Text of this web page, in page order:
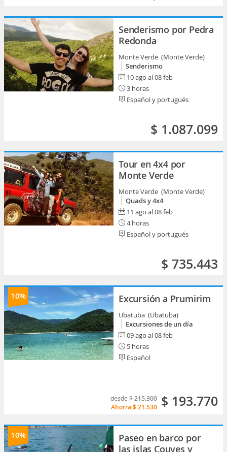
Senderismo por Pedra
Redonda
Monte Verde (Monte Verde)
Senderismo
10 ago al 08 feb
3 horas
Español y portugués
$ 1.087.099
Tour en 4x4 por
Monte Verde
Monte Verde (Monte Verde)
Quads y 4x4
11 ago al 08 feb
4 horas
Español y portugués
$ 735.443
10% Excursión a Prumirim
Ubatuba (Ubatuba)
Excursiones de un día
09 ago al 08 feb
5 horas
Español
desde $ 215.300
Ahorra $ 21.530 $ 193.770
10%
Paseo en barco por
las islas Couves y